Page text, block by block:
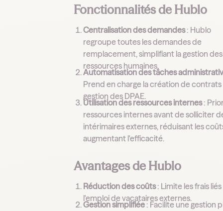
Fonctionnalités de Hublo
Centralisation des demandes: Hublo
regroupe toutes les demandes de
remplacement, simplifiant la gestion des
ressources humaines.
Automatisation des tâches
Prend en charge la création de contrats
gestion des DPAE.
Utilisation des ressources internes:
ressources internes avant de solliciter
intérimaires externes, réduisant les
augmentant l'efficacité.
Avantages de Hublo
Réduction des coûts: Limite les frais liés
l'emploi de vacataires externes.
Gestion simplifiée : Facilite une gestion